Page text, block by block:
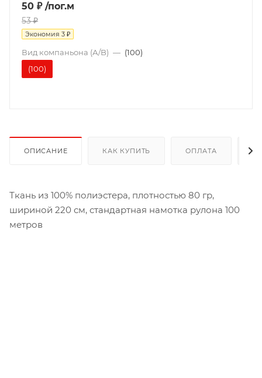
50 ₽ /пог.м
53 ₽
Экономия 3 ₽
Вид компаньона (А/B) — (100)
(100)
ОПИСАНИЕ КАК КУПИТЬ ОПЛАТА
Ткань из 100% полиэстера, плотностью 80 гр,
шириной 220 см, стандартная намотка рулона 100
метров